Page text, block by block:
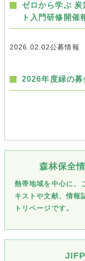
ゼロから学ぶ
ト入門研修開催
2026.02.02公募情報
2026年度緑の募
森林保全
熱帯地域を中心に、
キストや文献、情報
トリページです。